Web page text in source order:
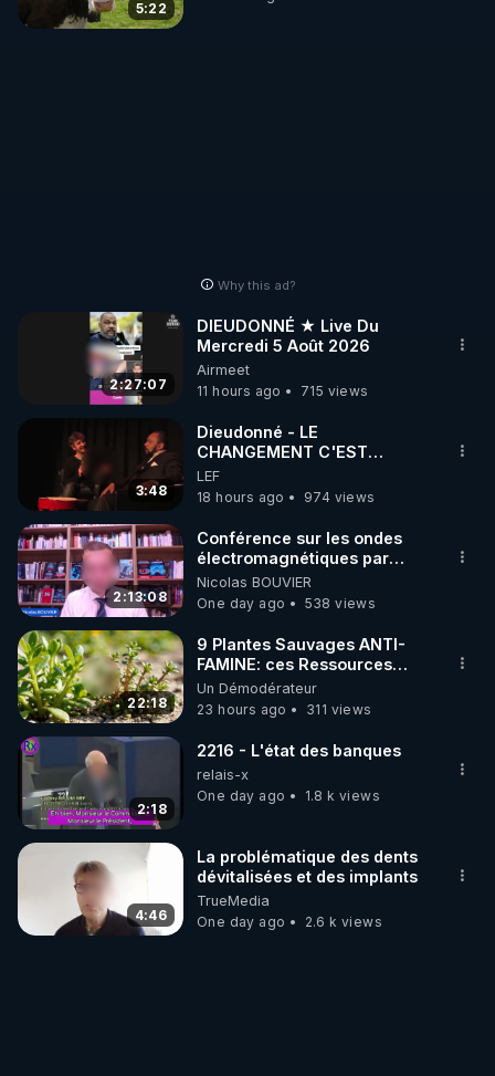
5:22
Why this ad?
2:27:07
DIEUDONNÉ ★ Live Du
Mercredi 5 Août 2026
Airmeet
11 hours ago
715 views
3:48
Dieudonné - LE
CHANGEMENT C'EST
MAINTENANT
LEF
18 hours ago
974 views
2:13:08
Conférence sur les ondes
électromagnétiques par
Grégoire Caustru et Bart de
Wever !
Nicolas BOUVIER
One day ago
538 views
22:18
9 Plantes Sauvages ANTI-
FAMINE: ces Ressources
JARDIN&des Haies
Un Démodérateur
23 hours ago
311 views
2:18
2216 - L'état des banques
relais-x
One day ago
1.8 k views
4:46
La problématique des dents
dévitalisées et des implants
TrueMedia
One day ago
2.6 k views